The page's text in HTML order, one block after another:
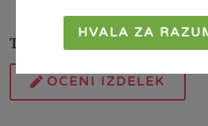
Ta izdelek še nima mnenja.
OCENI IZDELEK
HVALA ZA